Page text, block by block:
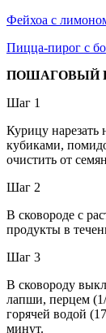
Фейхоа с
Пицца-пирог с
ПОШАГОВЫЙ
Шаг 1
Курицу
кубиками,
очистить от
Шаг 2
В сковороде с
продукты в
Шаг 3
В сковороду
лапши, перцем
горячей водой
минут.